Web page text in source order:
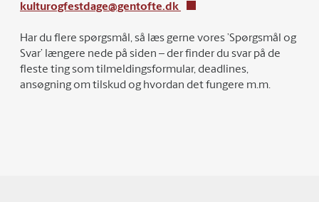
kulturogfestdage@gentofte.dk
Har du flere spørgsmål, så læs gerne vores ’Spørgsmål og
Svar’ længere nede på siden – der finder du svar på de
fleste ting som tilmeldingsformular, deadlines,
ansøgning om tilskud og hvordan det fungere m.m.